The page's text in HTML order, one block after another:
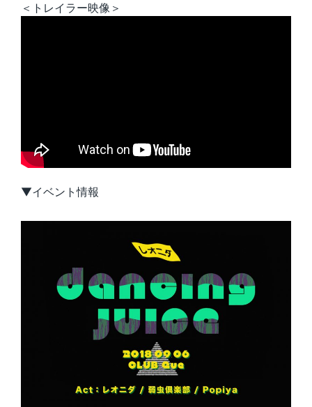
＜トレイラー映像＞
▼イベント情報